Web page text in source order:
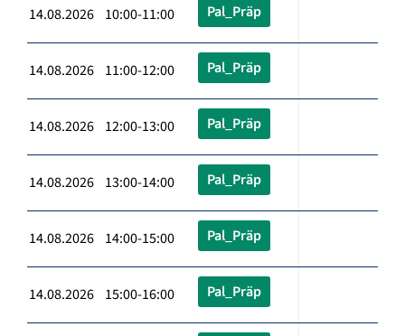
14.08.2026 10:00-11:00 Pal_Präp
14.08.2026 11:00-12:00 Pal_Präp
14.08.2026 12:00-13:00 Pal_Präp
14.08.2026 13:00-14:00 Pal_Präp
14.08.2026 14:00-15:00 Pal_Präp
14.08.2026 15:00-16:00 Pal_Präp